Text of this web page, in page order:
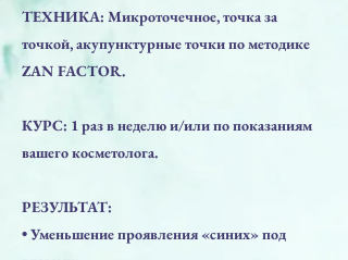
ТЕХНИКА: Микроточечное, точка за
точкой, акупунктурные точки по методике
ZAN FACTOR.
КУРС: 1 раз в неделю и/или по показаниям
вашего косметолога.
РЕЗУЛЬТАТ:
• Уменьшение проявления «синих» под